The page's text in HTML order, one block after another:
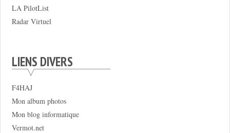
LA PilotList
Radar Virtuel
LIENS DIVERS
F4HAJ
Mon album photos
Mon blog informatique
Vermot.net